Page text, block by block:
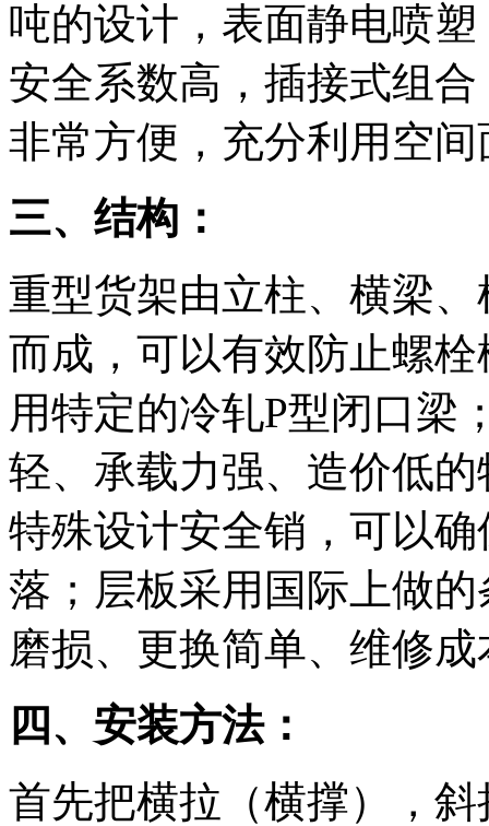
吨的设计，表面静电喷
安全系数高，插接式组
非常方便，充分利用空
三、结构：
重型货架由立柱、横梁
而成，可以有效防止螺
用特定的冷轧P型闭口梁
轻、承载力强、造价低
特殊设计安全销，可以
落；层板采用国际上做
磨损、更换简单、维修
四、安装方法：
首先把横拉（横撑），